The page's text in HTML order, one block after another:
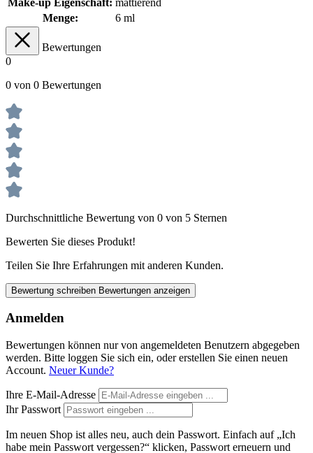
Menge:
6 ml
Bewertungen
0
0 von 0 Bewertungen
Durchschnittliche Bewertung von 0 von 5 Sternen
Bewerten Sie dieses Produkt!
Teilen Sie Ihre Erfahrungen mit anderen Kunden.
Bewertung schreiben Bewertungen anzeigen
Anmelden
Bewertungen können nur von angemeldeten Benutzern abgegeben
werden. Bitte loggen Sie sich ein, oder erstellen Sie einen neuen
Account. Neuer Kunde?
Ihre E-Mail-Adresse
Ihr Passwort
Im neuen Shop ist alles neu, auch dein Passwort. Einfach auf „Ich
habe mein Passwort vergessen?“ klicken, Passwort erneuern und